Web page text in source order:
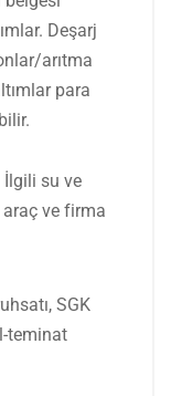
Deşarj
arıtma
para
İlgili su ve
araç ve firma
SGK
teminat